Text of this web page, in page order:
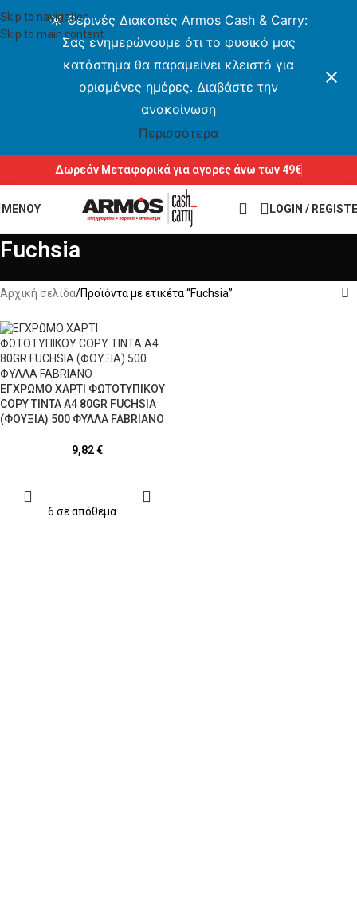
Skip to navigation
Skip to main content
☀️ Θερινές Διακοπές Armos Cash & Carry:
Σας ενημερώνουμε ότι το φυσικό μας
κατάστημα θα παραμείνει κλειστό για
ορισμένες ημέρες. Διαβάστε την
ανακοίνωση
Περισσότερα
Δωρεάν Μεταφορικά για αγορές άνω των 49€
ΜΕΝΟΥ LOGIN /
Fuchsia
Αρχική σελίδα Προϊόντα με ετικέτα “Fuchsia”
ΕΓΧΡΩΜΟ ΧΑΡΤΙ ΦΩΤΟΤΥΠΙΚΟΥ
COPY TINTA A4 80GR FUCHSIA
(ΦΟΥΞΙΑ) 500 ΦΥΛΛΑ FABRIANO
9,82€
6 σε απόθεμα